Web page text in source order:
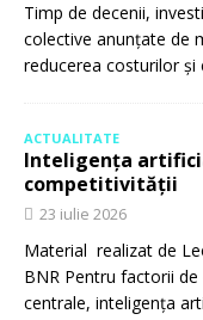
Timp de decenii,
colective anunțate de
reducerea costurilor
ACTUALITATE
Inteligența
competitivității
23 iulie 2026
Material realizat de
BNR Pentru factorii
centrale, inteligența